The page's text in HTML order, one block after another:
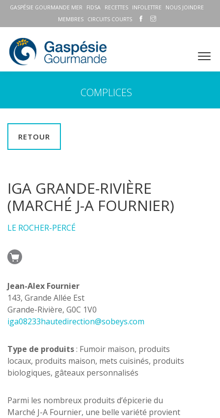
GASPÉSIE GOURMANDE MER FIDSA RECETTES INFOLETTRE
NOUS JOINDRE
MEMBRES
CIRCUITS COURTS
COMPLICES
RETOUR
IGA GRANDE-RIVIÈRE
(MARCHÉ J-A FOURNIER)
LE ROCHER-PERCÉ
Jean-Alex Fournier
143, Grande Allée Est
Grande-Rivière, G0C 1V0
iga08233hautedirection@sobeys.com
Type de produits: Fumoir maison, produits
locaux, produits maison, mets cuisinés, produits
biologiques, gâteaux personnalisés
Parmi les nombreux produits d’épicerie du
Marché J-A Fournier, une belle variété provient